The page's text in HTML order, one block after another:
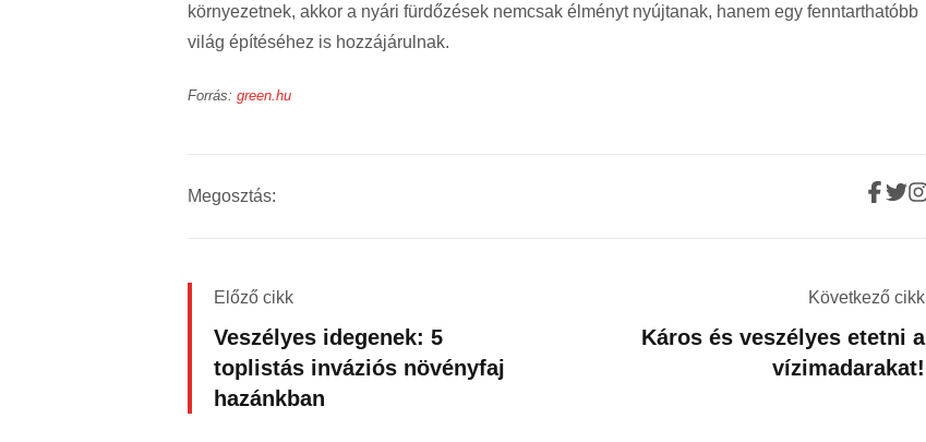
környezetnek, akkor a nyári fürdőzések nemcsak élményt nyújtanak, hanem egy fenntarthatóbb
világ építéséhez is hozzájárulnak.
Forrás: green.hu
Megosztás:
Előző cikk
Veszélyes idegenek: 5
toplistás inváziós növényfaj
hazánkban
Következő cikk
Káros és veszélyes etetni a
vízimadarakat!